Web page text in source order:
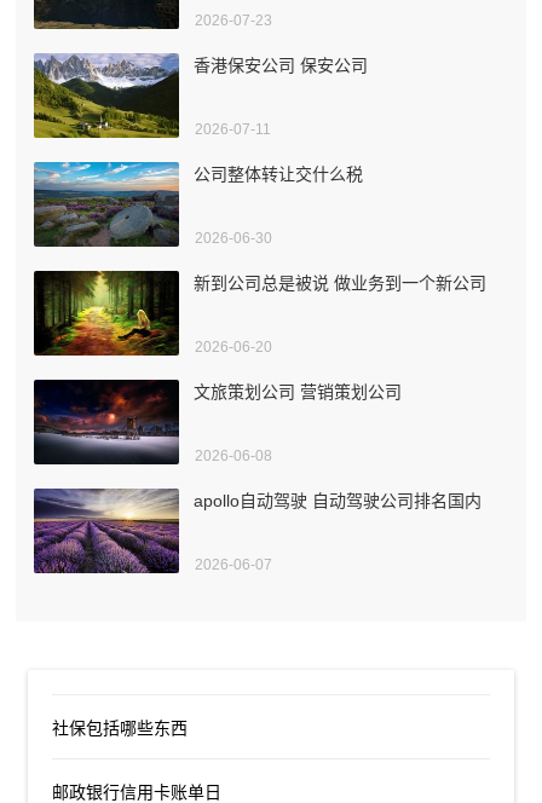
2026-07-23
香港保安公司 保安公司
2026-07-11
公司整体转让交什么税
2026-06-30
新到公司总是被说 做业务到一个新公司
2026-06-20
文旅策划公司 营销策划公司
2026-06-08
apollo自动驾驶 自动驾驶公司排名国内
2026-06-07
社保包括哪些东西
邮政银行信用卡账单日